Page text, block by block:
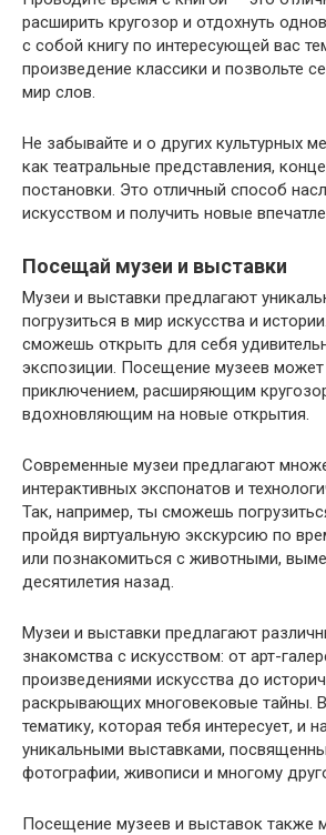
расширить кругозор и отдохнуть
с собой книгу по интересующей вас
произведение классики и позвольте
мир слов.
Не забывайте и о других культурных
как театральные представления,
постановки. Это отличный способ
искусством и получить новые
Посещай музеи и выставки
Музеи и выставки предлагают
погрузиться в мир искусства и
сможешь открыть для себя
экспозиции. Посещение музеев
приключением, расширяющим
вдохновляющим на новые открытия.
Современные музеи предлагают
интерактивных экспонатов и
Так, например, ты сможешь
пройдя виртуальную экскурсию по
или познакомиться с животными,
десятилетия назад.
Музеи и выставки предлагают
знакомства с искусством: от арт-
произведениями искусства до
раскрывающих многовековые тайны.
тематику, которая тебя интересует, и
уникальными выставками,
фотографии, живописи и многому
Посещение музеев и выставок также